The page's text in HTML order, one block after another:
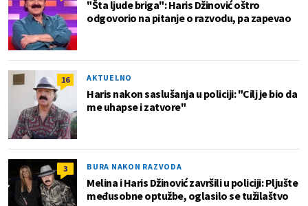
"Šta ljude briga": Haris Džinović oštro
odgovorio na pitanje o razvodu, pa zapevao
16 AKTUELNO
Haris nakon saslušanja u policiji: "Cilj je bio da
me uhapse i zatvore"
3 BURA NAKON RAZVODA
Melina i Haris Džinović završili u policiji: Pljušte
međusobne optužbe, oglasilo se tužilaštvo